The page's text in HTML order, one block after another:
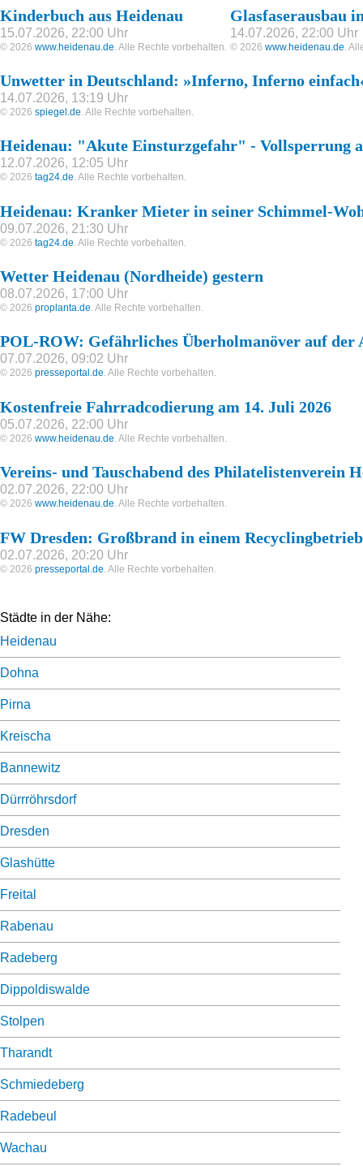
Kinderbuch aus Heidenau
15.07.2026, 22:00 Uhr
© 2026 www.heidenau.de . Alle Rechte vorbehalten.
Glasfaserausbau
14.07.2026, 22:00 Uhr
© 2026 www.heidenau.de .
Unwetter in Deutschland: »Inferno, Inferno
14.07.2026, 13:19 Uhr
© 2026 spiegel.de. Alle Rechte vorbehalten.
Heidenau: "Akute Einsturzgefahr" - Vollsperrung
12.07.2026, 12:05 Uhr
© 2026 tag24.de. Alle Rechte vorbehalten.
Heidenau: Kranker Mieter in seiner Schimmel-
09.07.2026, 21:30 Uhr
© 2026 tag24.de . Alle Rechte vorbehalten.
Wetter Heidenau (Nordheide) gestern
08.07.2026, 17:00 Uhr
© 2026 proplanta.de. Alle Rechte vorbehalten.
POL-ROW: Gefährliches Überholmanöver auf der
07.07.2026, 09:02 Uhr
© 2026 presseportal.de. Alle Rechte vorbehalten.
Kostenfreie Fahrradcodierung am 14. Juli 2026
05.07.2026, 22:00 Uhr
© 2026 www.heidenau.de. Alle Rechte vorbehalten.
Vereins- und Tauschabend des Philatelistenverein
02.07.2026, 22:00 Uhr
© 2026 www.heidenau.de. Alle Rechte vorbehalten.
FW Dresden: Großbrand in einem Recyclingbetrieb
02.07.2026, 20:20 Uhr
© 2026 presseportal.de . Alle Rechte vorbehalten.
Städte in der Nähe:
Heidenau
Dohna
Pirna
Kreischa
Bannewitz
Dürrröhrsdorf
Dresden
Glashütte
Freital
Rabenau
Radeberg
Dippoldiswalde
Stolpen
Tharandt
Schmiedeberg
Radebeul
Wachau